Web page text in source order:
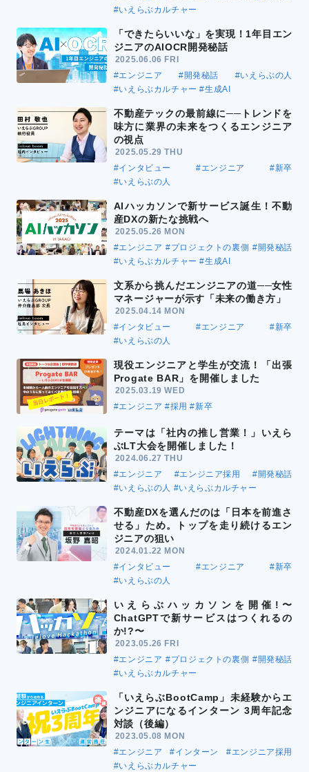
#いえらぶカルチャー
「できたらいいな」を実現！1年目エン
ジニアのAIOCR開発秘話
2025.06.06 FRI
#エンジニア
#開発秘話
#いえらぶの人
#いえらぶカルチャー #生成AI
不動産テックの最前線に──トレンドを
味方に業界の未来をつくるエンジニア
の視点
2025.05.29 THU
#インタビュー
#エンジニア
#新卒
#いえらぶの人
AIハッカソンで新サービス誕生！不動
産DXの新たな挑戦へ
2025.05.26 MON
#エンジニア #プロジェクトの裏側 #開発秘話
#いえらぶカルチャー #生成AI
文系から挑んだエンジニアの道──女性
マネージャーが示す「未来の働き方」
2025.04.14 MON
#インタビュー
#エンジニア
#新卒
#いえらぶの人
現役エンジニアと学生が交流！「出張
Progate BAR」を開催しました
2025.03.19 WED
#エンジニア #採用 #新卒
テーマは「社内の推し営業！」いえら
ぶLT大会を開催しました！
2024.06.27 THU
#エンジニア
#エンジニア採用
#開発秘話
#いえらぶの人 #いえらぶカルチャー
不動産DXを選んだのは「日本を前進さ
せる」ため。トップを走り続けるエン
ジニアの狙い
2024.01.22 MON
#インタビュー
#エンジニア
#新卒
#いえらぶの人
いえらぶハッカソンを開催!〜
ChatGPTで新サービスはつくれるの
か!?〜
2023.05.26 FRI
#エンジニア #プロジェクトの裏側 #開発秘話
#いえらぶカルチャー
「いえらぶBootCamp」未経験からエ
ンジニアになるインターン 3周年記念
対談（後編）
2023.05.08 MON
#エンジニア
#インターン
#エンジニア採用
#いえらぶカルチャー